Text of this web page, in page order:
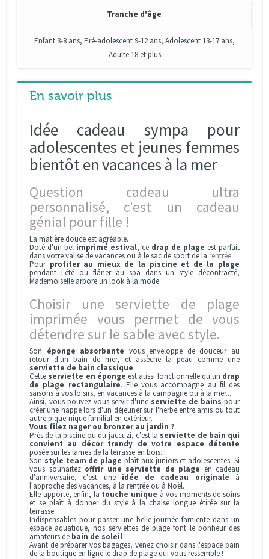
Tranche d'âge
Enfant 3-8 ans, Pré-adolescent 9-12 ans, Adolescent 13-17 ans,
Adulte 18 et plus
En savoir plus
Idée cadeau sympa pour
adolescentes et jeunes femmes
bientôt en vacances à la mer
Question cadeau ultra
personnalisé, c'est un cadeau
génial pour fille !
La matière douce est agréable.
Doté d'un bel imprimé estival, ce drap de plage est parfait
dans votre valise de vacances ou à le sac de sport de la rentrée.
Pour profiter au mieux de la piscine et de la plage
pendant l'été ou flâner au spa dans un style décontracté,
Mademoiselle arbore un look à la mode.
Choisir une serviette de plage
imprimée vous permet de vous
détendre sur le sable avec style.
Son éponge absorbante vous enveloppe de douceur au
retour d'un bain de mer, et assèche la peau comme une
serviette de bain classique.
Cette serviette en éponge est aussi fonctionnelle qu'un drap
de plage rectangulaire. Elle vous accompagne au fil des
saisons à vos loisirs, en vacances à la campagne ou à la mer...
Ainsi, vous pouvez vous servir d'une serviette de bains pour
créer une nappe lors d'un déjeuner sur l'herbe entre amis ou tout
autre pique-nique familial en extérieur.
Vous filez nager ou bronzer au jardin ?
Près de la piscine ou du jaccuzi, c'est la serviette de bain qui
convient au décor trendy de votre espace détente
posée sur les lames de la terrasse en bois.
Son style team de plage plaît aux juniors et adolescentes. Si
vous souhaitez offrir une serviette de plage en cadeau
d'anniversaire, c'est une idée de cadeau originale à
l'approche des vacances, à la rentrée ou à Noël.
Elle apporte, enfin, la touche unique à vos moments de soins
et se plaît à donner du style à la chaise longue étirée sur la
terrasse.
Indispensables pour passer une belle journée farniente dans un
espace aquatique, nos serviettes de plage font le bonheur des
amateurs de bain de soleil!
Avant de préparer vos bagages, venez choisir dans l'espace bain
de la boutique en ligne le drap de plage qui vous ressemble !